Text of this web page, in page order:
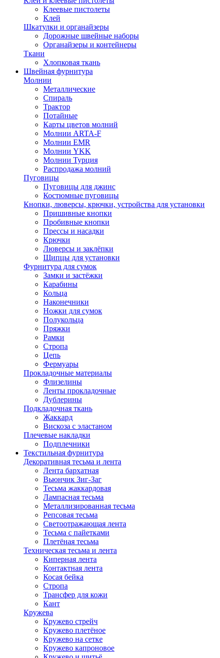
Клеевые пистолеты
Клей
Шкатулки и органайзеры
Дорожные швейные наборы
Органайзеры и контейнеры
Ткани
Хлопковая ткань
Швейная фурнитура
Молнии
Металлические
Спираль
Трактор
Потайные
Карты цветов молний
Молнии ARTA-F
Молнии EMR
Молнии YKK
Молнии Турция
Распродажа молний
Пуговицы
Пуговицы для джинс
Костюмные пуговицы
Кнопки, люверсы, крючки, устройства для установки
Пришивные кнопки
Пробивные кнопки
Прессы и насадки
Крючки
Люверсы и заклёпки
Щипцы для установки
Фурнитура для сумок
Замки и застёжки
Карабины
Кольца
Наконечники
Ножки для сумок
Полукольца
Пряжки
Рамки
Стропа
Цепь
Фермуары
Прокладочные материалы
Флизелины
Ленты прокладочные
Дублерины
Подкладочная ткань
Жаккард
Вискоза с эластаном
Плечевые накладки
Подплечники
Текстильная фурнитура
Декоративная тесьма и лента
Лента бархатная
Вьюнчик Зиг-Заг
Тесьма жаккардовая
Лампасная тесьма
Металлизированная тесьма
Репсовая тесьма
Светоотражающая лента
Тесьма с пайетками
Плетёная тесьма
Техническая тесьма и лента
Киперная лента
Контактная лента
Косая бейка
Стропа
Трансфер для кожи
Кант
Кружева
Кружево стрейч
Кружево плетёное
Кружево на сетке
Кружево капроновое